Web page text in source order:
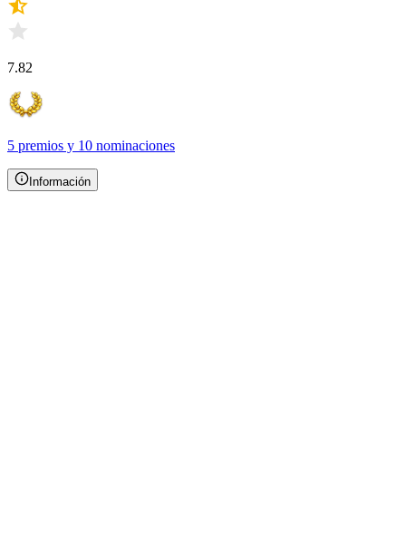
7.82
5 premios y 10 nominaciones
Información